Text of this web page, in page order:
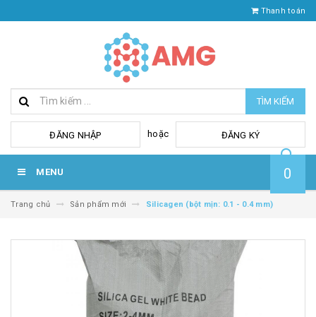
Thanh toán
TÌM KIẾM
ĐĂNG NHẬP hoặc ĐĂNG KÝ
MENU 0
Trang chủ Sản phẩm mới Silicagen (bột mịn: 0.1 - 0.4 mm)